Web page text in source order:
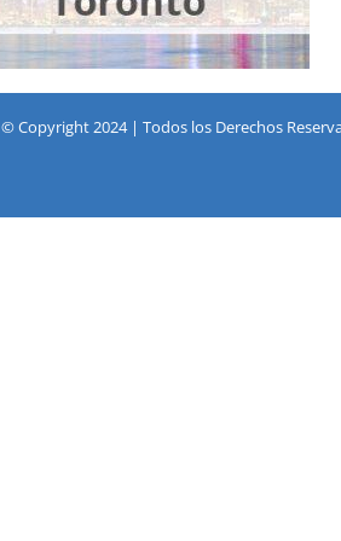
© Copyright 2024 | Todos los Derechos